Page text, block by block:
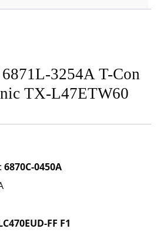
3254A T-Con
TX-L47ETW60
6870C-0450A
FF F1